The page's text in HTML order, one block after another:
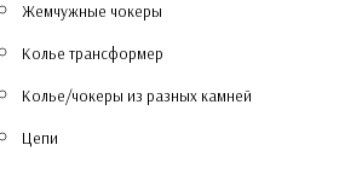
Жемчужные чокеры
Колье трансформер
Колье/чокеры из разных камней
Цепи